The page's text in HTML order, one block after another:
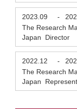
2023.09 -
The Research
Japan Director
2022.12 -
The Research
Japan